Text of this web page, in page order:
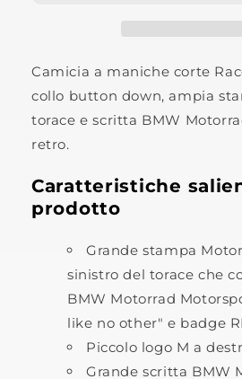
Camicia a maniche corte
collo button down, ampia
torace e scritta BMW
retro.
Caratteristiche
prodotto
Grande stampa
sinistro del torace che
BMW Motorrad
like no other" e badge
Piccolo logo M a
Grande scritta BMW